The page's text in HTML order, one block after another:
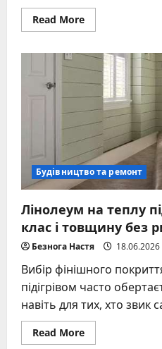
Read MoreRead
more
балкону
своїми
руками:
покроковий
гайд
без
помилок
Будівництво та ремонт
Лінолеум на теплу
клас і товщину без
Безнога Настя 18.06.2026
Вибір фінішного
підігрівом часто
навіть для тих, хто звик
Read MoreRead
more